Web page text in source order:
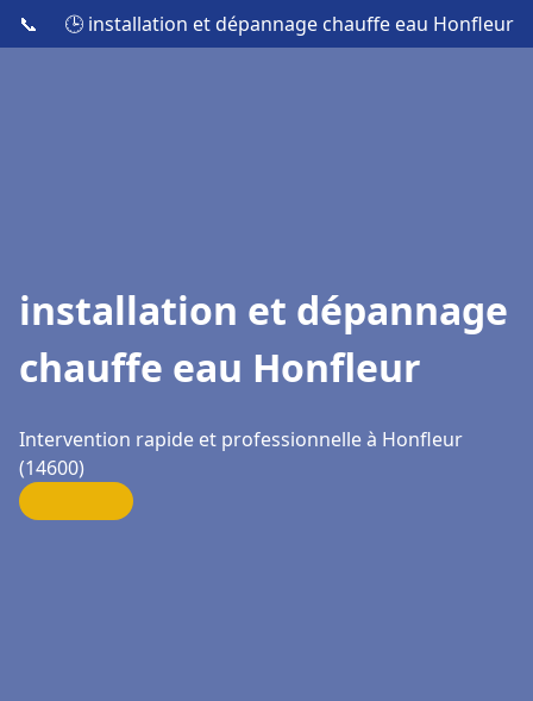
📞 🕒 installation et dépannage chauffe eau Honfleur
installation et dépannage
chauffe eau Honfleur
Intervention rapide et professionnelle à Honfleur
(14600)